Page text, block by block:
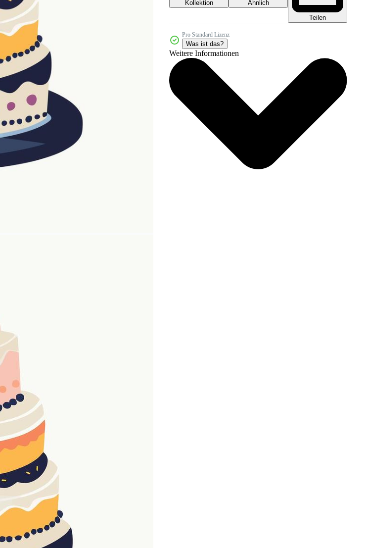
Kollektion
Ähnlich
Teilen
Pro Standard Lizenz
Was ist das?
Weitere Informationen